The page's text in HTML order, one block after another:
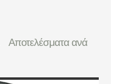
Αποτελέσματα ανά